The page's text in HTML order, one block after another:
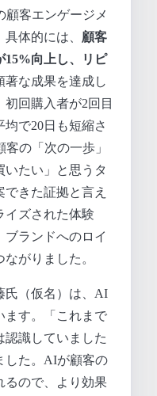
顧客エンゲージメ
体的には、 顧客
15%向上し、リピ
著な成果を達成し
回購入者が2回目
で20日も短縮さ
の「次の一歩」
いたい」と思うタ
きた証拠と言え
イズされた体験
ランドへのロイ
がりました。
氏（仮名）は、AI
ます。「これまで
認識していました
した。AIが顧客の
るので、より効果